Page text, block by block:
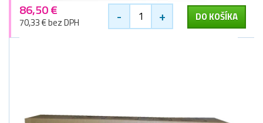
86,50 €
70,33 € bez DPH - + DO KOŠÍKA